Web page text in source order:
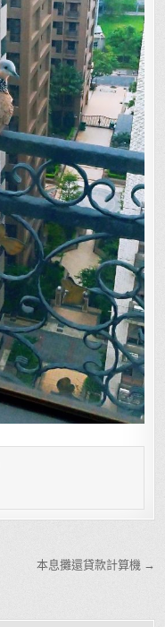
本息攤還貸款計算機 →